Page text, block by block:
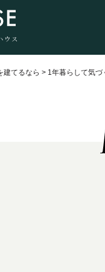
ウス
建てるなら > 1年暮らして気づ